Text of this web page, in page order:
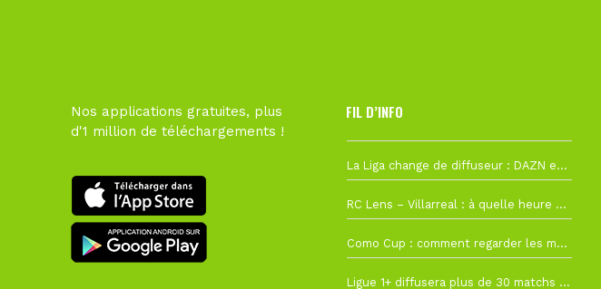
Nos applications gratuites, plus
d'1 million de téléchargements !
FIL D’INFO
La Liga change de diffuseur : DAZN et Disney+ remplacent beIN Sports !
RC Lens – Villarreal : à quelle heure et sur quelle chaîne voir la finale de la Como Cup ?
Como Cup : comment regarder les matchs du RC Lens en direct ?
Ligue 1+ diffusera plus de 30 matchs amicaux avant la reprise de la Ligue 1